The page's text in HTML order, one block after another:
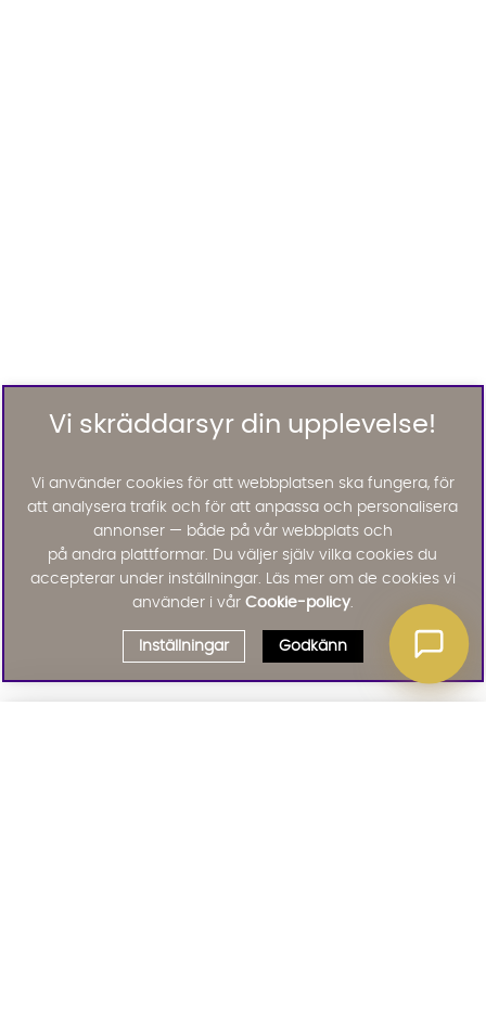
Vi skräddarsyr din upplevelse!
Vi använder cookies för att webbplatsen ska fungera, för
att analysera trafik och för att anpassa och personalisera
annonser — både på vår webbplats och
på andra plattformar. Du väljer själv vilka cookies du
accepterar under inställningar. Läs mer om de cookies vi
använder i vår Cookie-policy.
Inställningar Godkänn